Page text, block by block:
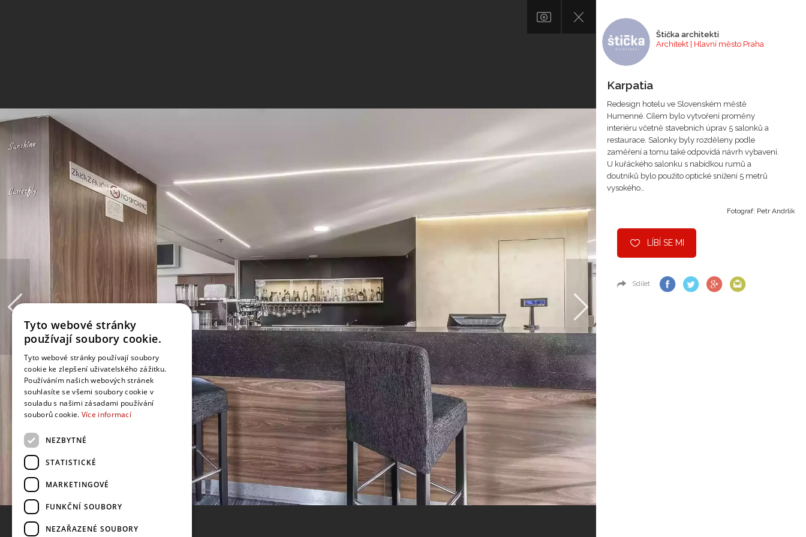
Štička architekti
Architekt | Hlavní město Praha
Karpatia
Redesign hotelu ve Slovenském městě
Humenné. Cílem bylo vytvoření proměny
interiéru včetně stavebních úprav 5 salonků a
restaurace. Salonky byly rozděleny podle
zaměření a tomu také odpovídá návrh vybavení.
U kuřáckého salonku s nabídkou rumů a
doutníků bylo použito optické snížení 5 metrů
vysokého…
Fotograf: Petr Andrlík
LÍBÍ SE MI
Sdílet
Tyto webové stránky
používají soubory cookie.
Tyto webové stránky používají soubory
cookie ke zlepšení uživatelského zážitku.
Používáním našich webových stránek
souhlasíte se všemi soubory cookie v
souladu s našimi zásadami používání
souborů cookie. Více informací
NEZBYTNÉ
STATISTICKÉ
MARKETINGOVÉ
FUNKČNÍ SOUBORY
NEZAŘAZENÉ SOUBORY